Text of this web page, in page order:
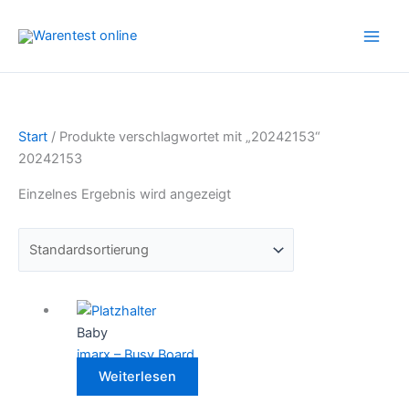
Inhalt
Start / Produkte verschlagwortet mit „20242153“
20242153
Einzelnes Ergebnis wird angezeigt
Baby
imarx – Busy Board
Weiterlesen